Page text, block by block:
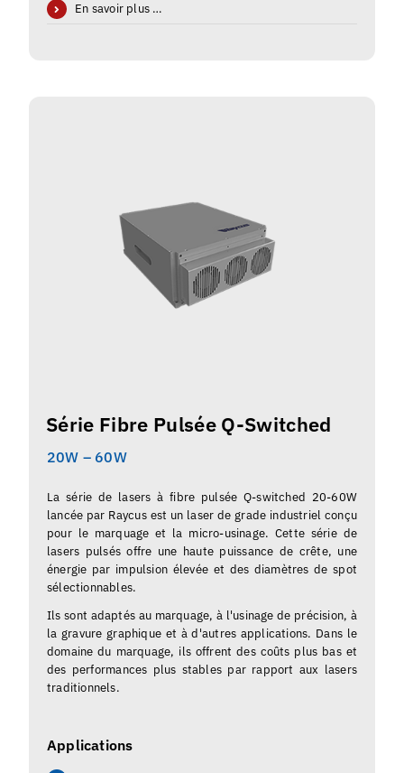
En savoir plus …
Série Fibre Pulsée Q-Switched
20W – 60W
La série de lasers à fibre pulsée Q-switched 20-60W
lancée par Raycus est un laser de grade industriel conçu
pour le marquage et la micro-usinage. Cette série de
lasers pulsés offre une haute puissance de crête, une
énergie par impulsion élevée et des diamètres de spot
sélectionnables.
Ils sont adaptés au marquage, à l'usinage de précision, à
la gravure graphique et à d'autres applications. Dans le
domaine du marquage, ils offrent des coûts plus bas et
des performances plus stables par rapport aux lasers
traditionnels.
Applications